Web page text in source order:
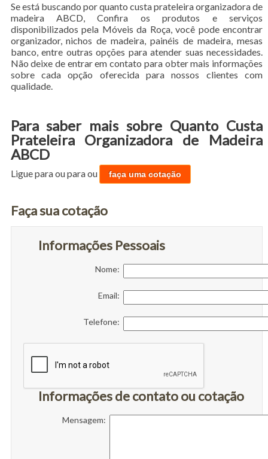
Se está buscando por quanto custa prateleira organizadora de
madeira ABCD, Confira os produtos e serviços
disponibilizados pela Móveis da Roça, você pode encontrar
organizador, nichos de madeira, painéis de madeira, mesas
banco, entre outras opções para atender suas necessidades.
Não deixe de entrar em contato para obter mais informações
sobre cada opção oferecida para nossos clientes com
qualidade.
Para saber mais sobre Quanto Custa
Prateleira Organizadora de Madeira
ABCD
Ligue paraou paraou faça uma cotação
Faça sua cotação
Informações Pessoais
Nome:
Email:
Telefone:
Informações de contato ou cotação
Mensagem: